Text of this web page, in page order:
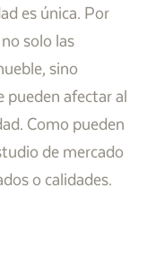
es única. Por
solo las
sino
afectar al
Como pueden
de mercado
o calidades.